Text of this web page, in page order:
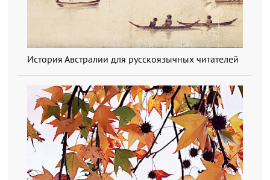
История Австралии для русскоязычных читателей